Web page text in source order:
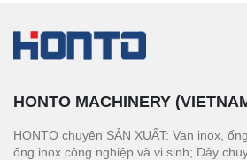
HONTO MACHINERY
HONTO chuyên SẢN XUẤT: Van inox,
ống inox công nghiệp và vi sinh; Dây